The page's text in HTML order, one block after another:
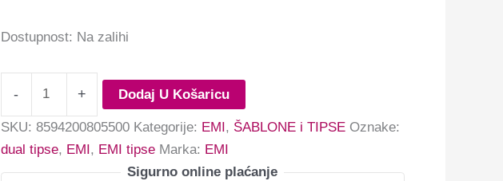
Dostupnost: Na zalihi
- + Dodaj U Košaricu
SKU: 8594200805500 Kategorije: EMI, ŠABLONE i TIPSE Oznake:
dual tipse, EMI, EMI tipse Marka: EMI
Sigurno online plaćanje